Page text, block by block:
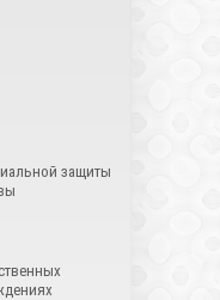
защиты